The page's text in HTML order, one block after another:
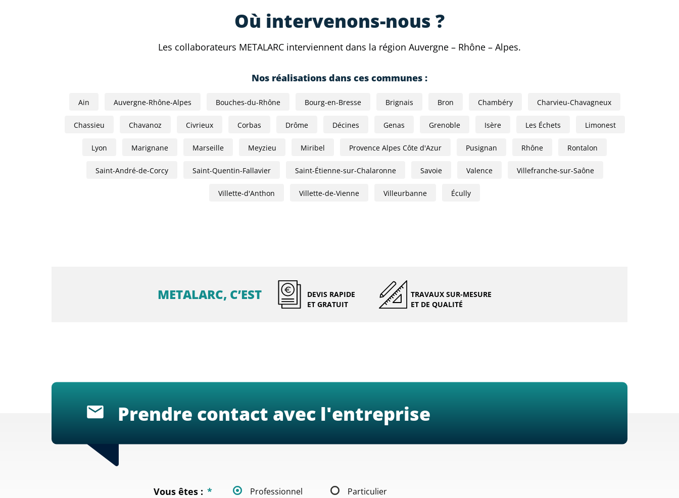
Où intervenons-nous ?
Les collaborateurs METALARC interviennent dans la région Auvergne – Rhône – Alpes.
Nos réalisations dans ces communes :
Ain Auvergne-Rhône-Alpes Bouches-du-Rhône Bourg-en-Bresse Brignais Bron Chambéry Charvieu-Chavagneux
Chassieu Chavanoz Civrieux Corbas Drôme Décines Genas Grenoble Isère Les Échets Limonest
Lyon Marignane Marseille Meyzieu Miribel Provence Alpes Côte d'Azur Pusignan Rhône Rontalon
Saint-André-de-Corcy Saint-Quentin-Fallavier Saint-Étienne-sur-Chalaronne Savoie Valence Villefranche-sur-Saône
Villette-d'Anthon Villette-de-Vienne Villeurbanne Écully
METALARC, C’EST
DEVIS RAPIDE
ET GRATUIT
TRAVAUX SUR-MESURE
ET DE QUALITÉ
Prendre contact avec l'entreprise
Vous êtes : * Professionnel Particulier